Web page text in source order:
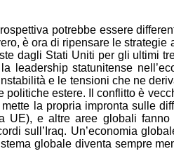
potrebbe essere
è ora di ripensare le
dagli Stati Uniti per gli ultimi
statunitense
e le tensioni che ne
estere. Il conflitto è
la propria impronta sulle
UE), e altre aree globali
sull’Iraq. Un’economia
globale diventa sempre